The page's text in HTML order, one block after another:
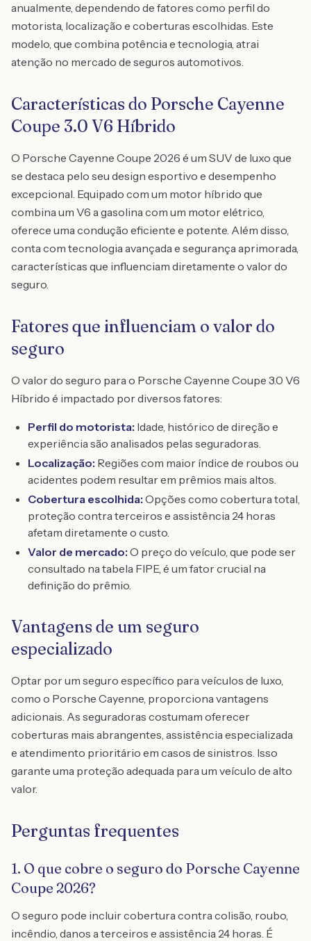
anualmente, dependendo de fatores como perfil do
motorista, localização e coberturas escolhidas. Este
modelo, que combina potência e tecnologia, atrai
atenção no mercado de seguros automotivos.
Características do Porsche Cayenne
Coupe 3.0 V6 Híbrido
O Porsche Cayenne Coupe 2026 é um SUV de luxo que
se destaca pelo seu design esportivo e desempenho
excepcional. Equipado com um motor híbrido que
combina um V6 a gasolina com um motor elétrico,
oferece uma condução eficiente e potente. Além disso,
conta com tecnologia avançada e segurança aprimorada,
características que influenciam diretamente o valor do
seguro.
Fatores que influenciam o valor do
seguro
O valor do seguro para o Porsche Cayenne Coupe 3.0 V6
Híbrido é impactado por diversos fatores:
Perfil do motorista: Idade, histórico de direção e
experiência são analisados pelas seguradoras.
Localização: Regiões com maior índice de roubos ou
acidentes podem resultar em prêmios mais altos.
Cobertura escolhida: Opções como cobertura total,
proteção contra terceiros e assistência 24 horas
afetam diretamente o custo.
Valor de mercado: O preço do veículo, que pode ser
consultado na tabela FIPE, é um fator crucial na
definição do prêmio.
Vantagens de um seguro
especializado
Optar por um seguro específico para veículos de luxo,
como o Porsche Cayenne, proporciona vantagens
adicionais. As seguradoras costumam oferecer
coberturas mais abrangentes, assistência especializada
e atendimento prioritário em casos de sinistros. Isso
garante uma proteção adequada para um veículo de alto
valor.
Perguntas frequentes
1. O que cobre o seguro do Porsche Cayenne
Coupe 2026?
O seguro pode incluir cobertura contra colisão, roubo,
incêndio, danos a terceiros e assistência 24 horas. É